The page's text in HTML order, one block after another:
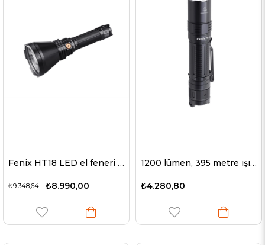
Fenix HT18 LED el feneri maks. 21700 5000mAh Li-Ion pil dahil 1500 lümen parlaklık
₺8.990,00
₺9.348,64
1200 lümen, 395 metre ışık aralığı, pilsiz Fenix PD32 V2.0 LED el feneri
₺4.280,80